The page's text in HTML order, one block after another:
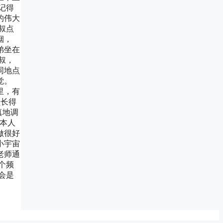
得
伟大
点
坐在
，
地点
，有
得
地调
人
很好
宇宙
师通
频
是